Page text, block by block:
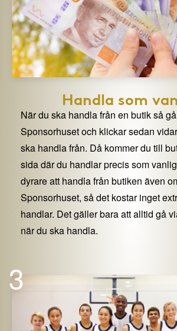
Handla som
När du ska handla från en butik så
Sponsorhuset och klickar sedan
ska handla från. Då kommer du till
sida där du handlar precis som
dyrare att handla från butiken även
Sponsorhuset, så det kostar inget
handlar. Det gäller bara att alltid gå
när du ska handla.
3